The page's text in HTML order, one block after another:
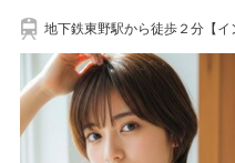
地下鉄東野駅から徒歩２分【